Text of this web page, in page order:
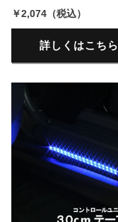
￥2,074（税込）
詳しくはこちら